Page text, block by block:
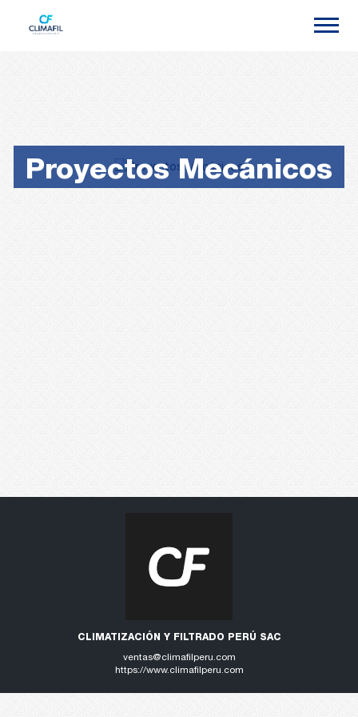
Proyectos Mecánicos
CLIMATIZACIÓN Y FILTRADO PERÚ SAC
ventas@climafilperu.com
https://www.climafilperu.com